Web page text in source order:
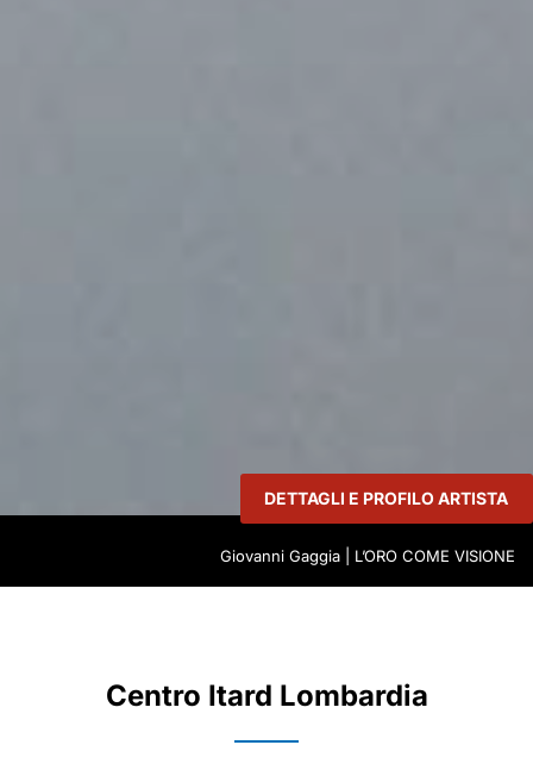
DETTAGLI E PROFILO ARTISTA
Giovanni Gaggia | L’ORO COME VISIONE
Centro Itard Lombardia